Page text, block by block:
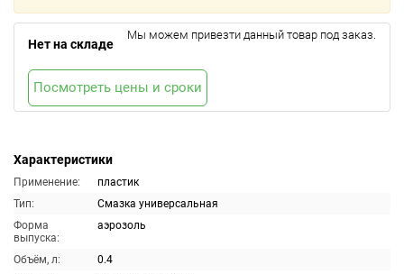
Характеристики
Применение:
пластик
Тип:
Смазка универсальная
Форма
выпуска:
аэрозоль
Объём, л:
0.4
Нет на складе
Мы можем привезти данный товар под заказ.
Посмотреть цены и сроки